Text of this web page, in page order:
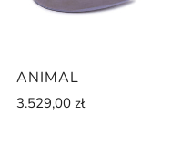
ANIMAL
3.529,00 zł